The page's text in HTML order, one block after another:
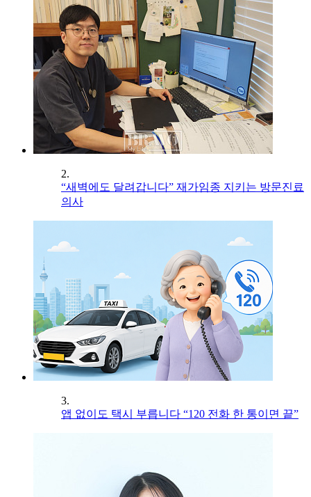
2.
“새벽에도 달려갑니다” 재가임종 지키는 방문진료
의사
3.
앱 없이도 택시 부릅니다 “120 전화 한 통이면 끝”